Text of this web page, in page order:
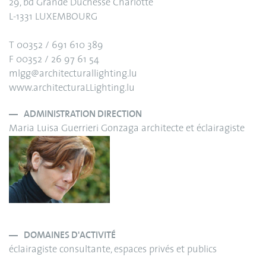
29, bd Grande Duchesse Charlotte
L-1331 LUXEMBOURG
T 00352 / 691 610 389
F 00352 / 26 97 61 54
mlgg@architecturallighting.lu
www.architecturaLLighting.lu
ADMINISTRATION DIRECTION
Maria Luisa Guerrieri Gonzaga architecte et éclairagiste
DOMAINES D'ACTIVITÉ
éclairagiste consultante, espaces privés et publics